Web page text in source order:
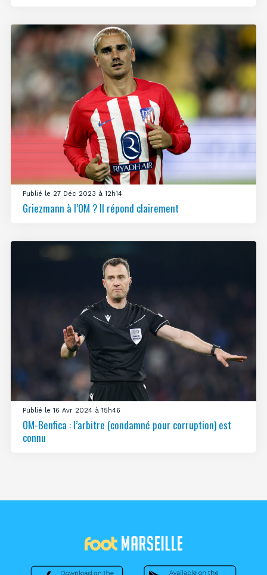
Publié le 27 Déc 2023 à 12h14
Griezmann à l’OM ? Il répond clairement
Publié le 16 Avr 2024 à 15h46
OM-Benfica : l’arbitre (condamné pour corruption) est
connu